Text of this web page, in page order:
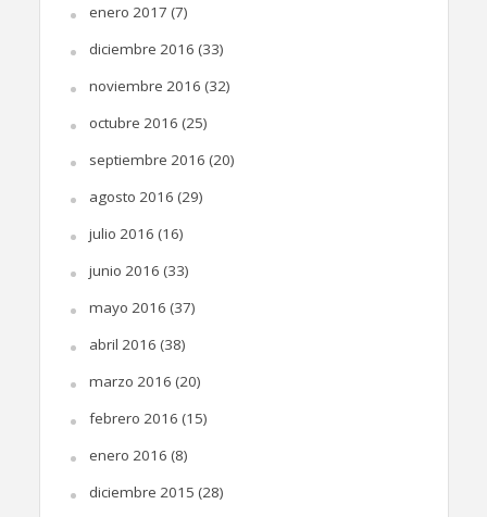
enero 2017 (7)
diciembre 2016 (33)
noviembre 2016 (32)
octubre 2016 (25)
septiembre 2016 (20)
agosto 2016 (29)
julio 2016 (16)
junio 2016 (33)
mayo 2016 (37)
abril 2016 (38)
marzo 2016 (20)
febrero 2016 (15)
enero 2016 (8)
diciembre 2015 (28)